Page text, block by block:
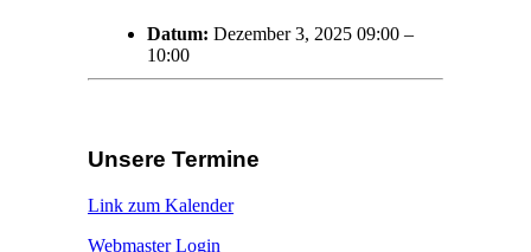
Datum: Dezember 3, 2025 09:00 –
10:00
Unsere Termine
Link zum Kalender
Webmaster Login